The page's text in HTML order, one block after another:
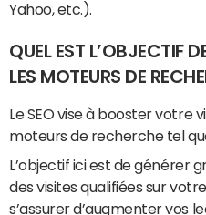
Yahoo, etc.).
QUEL EST L’OBJECTIF
LES MOTEURS DE
Le SEO vise à booster votre
moteurs de recherche tel
L’objectif ici est de générer
des visites qualifiées sur
s’assurer d’augmenter vos